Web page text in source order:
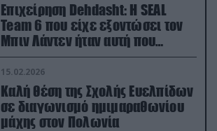
Επιχείρηση Dehdasht: Η SEAL
Team 6 που είχε εξοντώσει τον
Μπιν Λάντεν ήταν αυτή που
διέσωσε τον πιλότο του F-15
15.02.2026
Καλή θέση της Σχολής Ευελπίδων
σε διαγωνισμό ημιμαραθωνίου
μάχης στον Πολωνία